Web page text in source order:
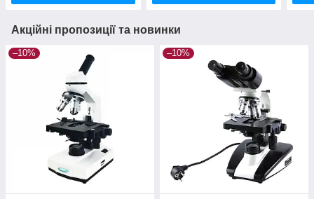
Акційні пропозиції та новинки
–10% –10%